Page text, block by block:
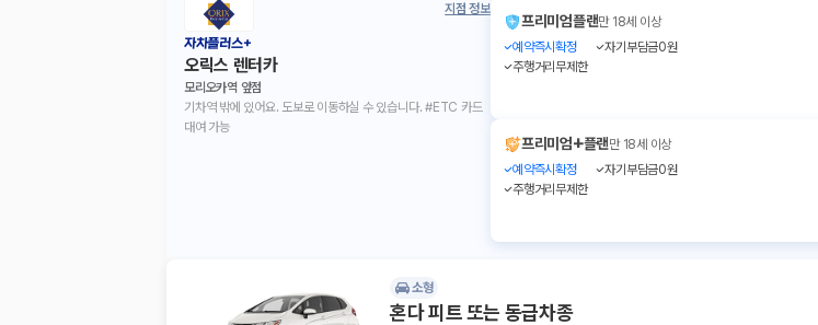
지점 정보
자차플러스+
오릭스 렌터카
모리오카역 앞점
기차역 밖에 있어요. 도보로 이동하실 수 있습니다. #ETC 카드
대여 가능
프리미엄플랜만 18세 이상
예약즉시확정
자기부담금0원
주행거리무제한
프리미엄+플랜만 18세 이상
예약즉시확정
자기부담금0원
주행거리무제한
소형
혼다 피트 또는 동급차종